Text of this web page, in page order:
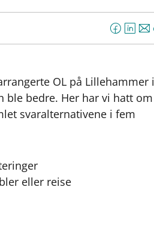
F
a
e
b
o
o
L
i
k
e
d
I
E
-
o
t
OL på Lillehammer i
ble bedre. Her har vi hatt om
svaralternativene i fem
eller reise